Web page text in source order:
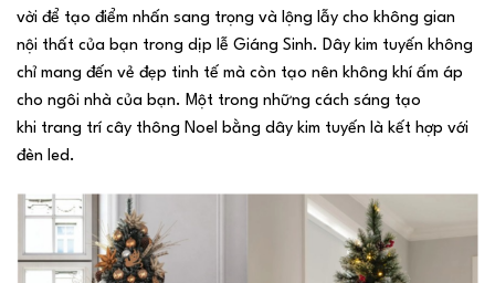
vời để tạo điểm nhấn sang trọng và lộng lẫy cho không gian
nội thất của bạn trong dịp lễ Giáng Sinh. Dây kim tuyến không
chỉ mang đến vẻ đẹp tinh tế mà còn tạo nên không khí ấm áp
cho ngôi nhà của bạn. Một trong những cách sáng tạo
khi trang trí cây thông Noel bằng dây kim tuyến là kết hợp với
đèn led.